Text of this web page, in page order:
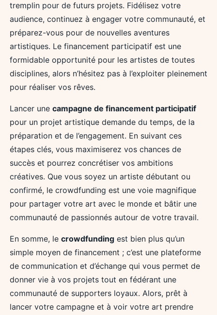
tremplin pour de futurs projets. Fidélisez votre
audience, continuez à engager votre communauté, et
préparez-vous pour de nouvelles aventures
artistiques. Le financement participatif est une
formidable opportunité pour les artistes de toutes
disciplines, alors n’hésitez pas à l’exploiter pleinement
pour réaliser vos rêves.
Lancer une campagne de financement participatif
pour un projet artistique demande du temps, de la
préparation et de l’engagement. En suivant ces
étapes clés, vous maximiserez vos chances de
succès et pourrez concrétiser vos ambitions
créatives. Que vous soyez un artiste débutant ou
confirmé, le crowdfunding est une voie magnifique
pour partager votre art avec le monde et bâtir une
communauté de passionnés autour de votre travail.
En somme, le crowdfunding est bien plus qu’un
simple moyen de financement ; c’est une plateforme
de communication et d’échange qui vous permet de
donner vie à vos projets tout en fédérant une
communauté de supporters loyaux. Alors, prêt à
lancer votre campagne et à voir votre art prendre